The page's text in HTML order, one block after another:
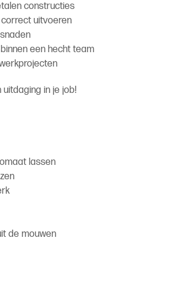
constructies
correct uitvoeren
een hecht team
in je job!
lassen
de mouwen